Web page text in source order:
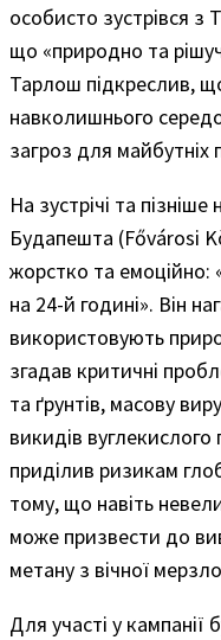
особисто зустрівся
що «природно та
Тарлош підкреслив,
навколишнього
загроз для майбутніх
На зустрічі та пізніше
Будапешта (Fővárosi
жорстко та емоційно:
на 24-й годині». Він
використовують
згадав критичні
та ґрунтів, масову
викидів вуглекислого
приділив ризикам
тому, що навіть
може призвести до
метану з вічної
Для участі у